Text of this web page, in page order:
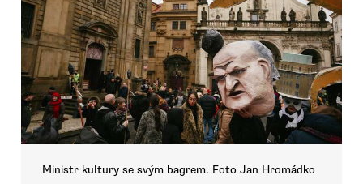
Ministr kultury se svým bagrem. Foto Jan Hromádko